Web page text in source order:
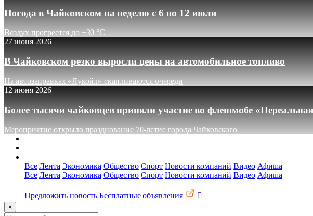
Погода в Чайковском на неделю с 6 по 12 июля
Воздух прогреется до +30 °C
27 июня 2026
В Чайковском резко выросли цены на автомобильное топливо
На автозаправках «Лукойл» скапливаются очереди
12 июня 2026
Более тысячи чайковцев приняли участие во флешмобе
Мероприятие открыло празднование 70-летие города Чайковского
Все Лента Экономика Общество Спорт Новости компаний Видео Афиша
Все Лента Экономика Общество Спорт Новости компаний Видео Афиша
Предложить новость Бесплатные объявления
×